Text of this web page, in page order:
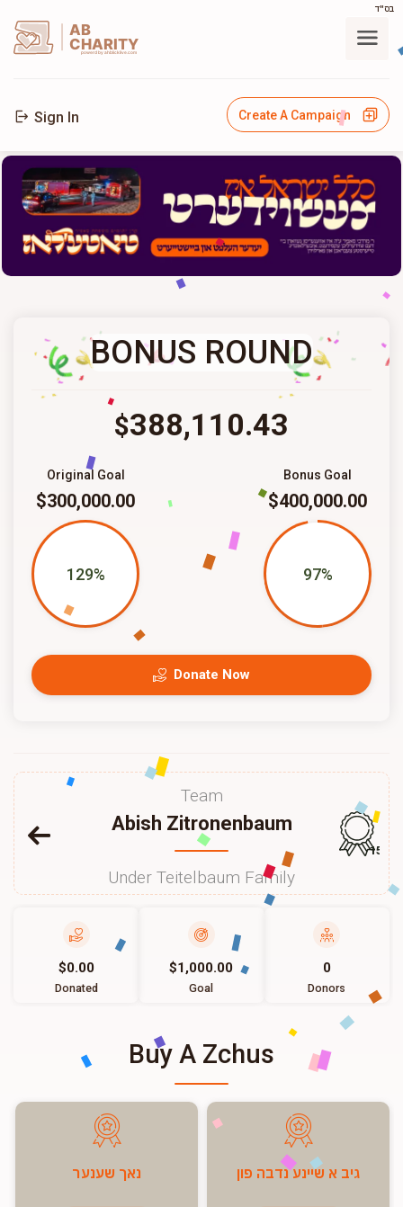
בס"ד
AB
CHARITY
powerd by ahblicklive.com
Sign In Create A Campaign
BONUS ROUND
$388,110.43
Bonus Goal
$400,000.00
97%
Original Goal
$300,000.00
129%
Donate Now
Team
Abish Zitronenbaum
Under Teitelbaum Family
157
$0.00
Donated
$1,000.00
Goal
0
Donors
Buy A Zchus
גיב א שיינע נדבה פון נאך שענער